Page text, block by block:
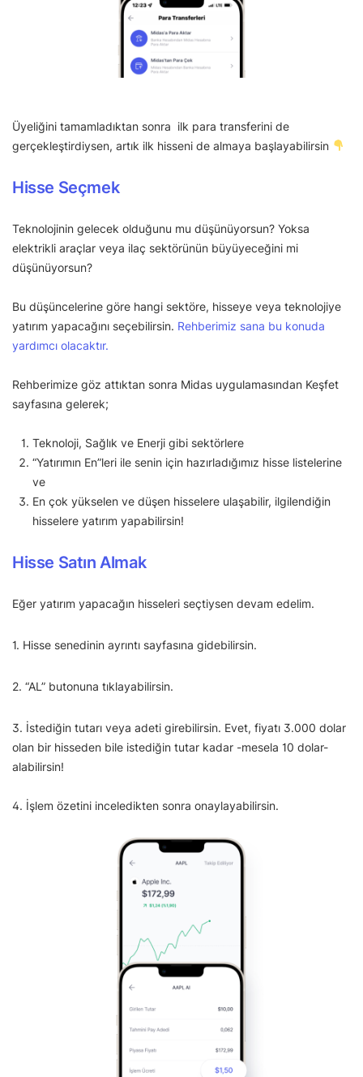
Üyeliğini tamamladıktan sonra ilk para transferini de
gerçekleştirdiysen, artık ilk hisseni de almaya başlayabilirsin
Hisse Seçmek
Teknolojinin gelecek olduğunu mu düşünüyorsun? Yoksa
elektrikli araçlar veya ilaç sektörünün büyüyeceğini mi
düşünüyorsun?
Bu düşüncelerine göre hangi sektöre, hisseye veya teknolojiye
yatırım yapacağını seçebilirsin. Rehberimiz sana bu konuda
yardımcı olacaktır.
Rehberimize göz attıktan sonra Midas uygulamasından Keşfet
sayfasına gelerek;
Teknoloji, Sağlık ve Enerji gibi sektörlere
“Yatırımın En”leri ile senin için hazırladığımız hisse listelerine
ve
En çok yükselen ve düşen hisselere ulaşabilir, ilgilendiğin
hisselere yatırım yapabilirsin!
Hisse Satın Almak
Eğer yatırım yapacağın hisseleri seçtiysen devam edelim.
1. Hisse senedinin ayrıntı sayfasına gidebilirsin.
2. “AL” butonuna tıklayabilirsin.
3. İstediğin tutarı veya adeti girebilirsin. Evet, fiyatı 3.000 dolar
olan bir hisseden bile istediğin tutar kadar -mesela 10 dolar-
alabilirsin!
4. İşlem özetini inceledikten sonra onaylayabilirsin.